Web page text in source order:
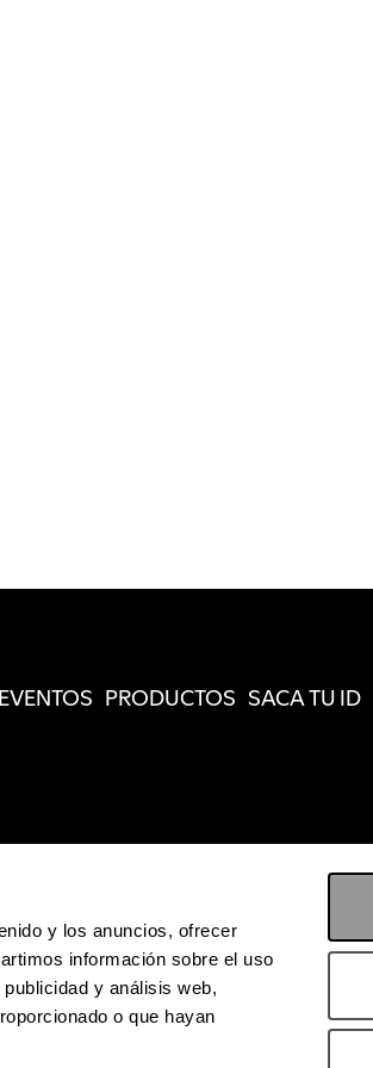
y los anuncios, ofrecer
información sobre el uso
y análisis web,
o que hayan
EVENTOS PRODUCTOS SACA TU ID